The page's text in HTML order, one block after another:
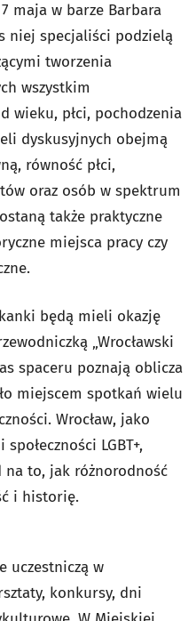
maja w barze Barbara
niej specjaliści podzielą
tworzenia
wszystkim
wieku, płci, pochodzenia
dyskusyjnych obejmą
równość płci,
oraz osób w spektrum
także praktyczne
miejsca pracy czy
będą mieli okazję
„Wrocławski
spaceru poznają oblicza
miejscem spotkań wielu
Wrocław, jako
LGBT+,
na to, jak różnorodność
i historię.
uczestniczą w
konkursy, dni